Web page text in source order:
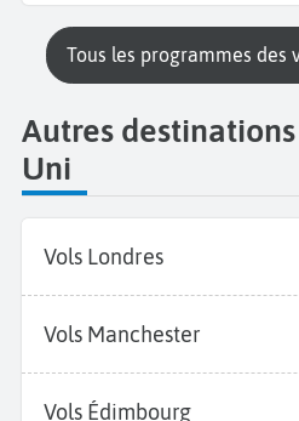
Tous les programmes
Autres
Uni
Vols Londres
Vols Manchester
Vols Édimbourg